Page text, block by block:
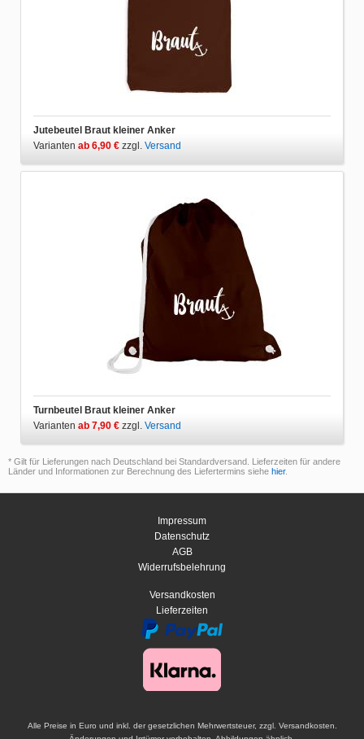
Jutebeutel Braut kleiner Anker
Varianten ab 6,90 € zzgl. Versand
Turnbeutel Braut kleiner Anker
Varianten ab 7,90 € zzgl. Versand
* Gilt für Lieferungen nach Deutschland bei Standardversand. Lieferzeiten für andere
Länder und Informationen zur Berechnung des Liefertermins siehe hier.
Impressum
Datenschutz
AGB
Widerrufsbelehrung
Versandkosten
Lieferzeiten
Alle Preise in Euro und inkl. der gesetzlichen Mehrwertsteuer, zzgl. Versandkosten.